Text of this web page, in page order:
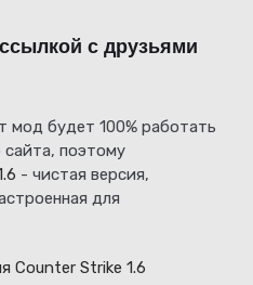
с друзьями
мод будет 100% работать
сайта, поэтому
- чистая версия,
для
Counter Strike 1.6